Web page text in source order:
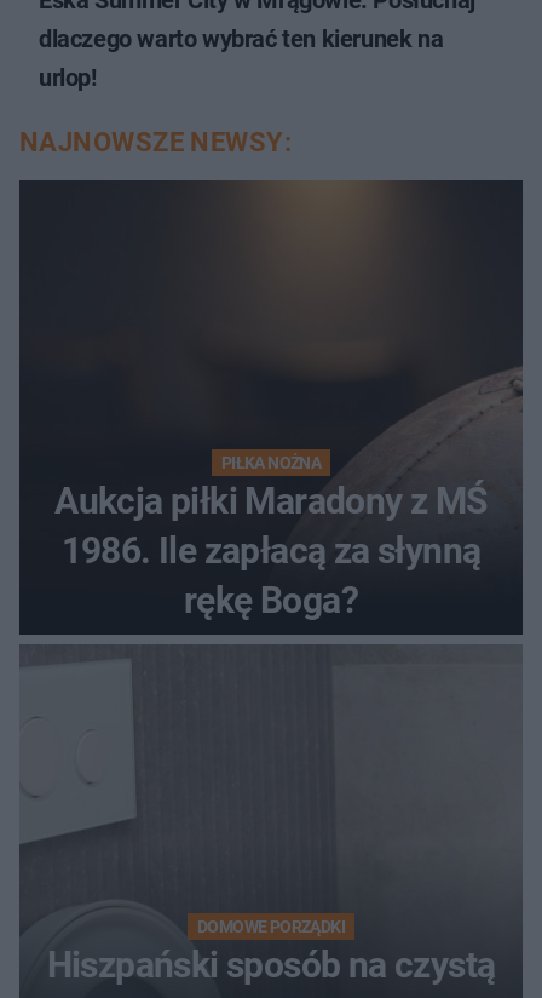
dlaczego warto wybrać ten kierunek na
urlop!
NAJNOWSZE NEWSY:
PIŁKA NOŻNA
Aukcja piłki Maradony z MŚ
1986. Ile zapłacą za słynną
rękę Boga?
DOMOWE PORZĄDKI
Hiszpański sposób na czystą